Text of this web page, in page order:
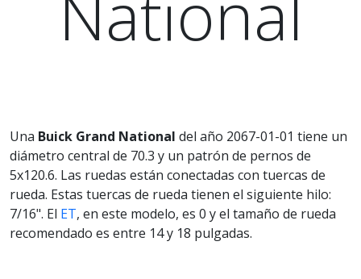
Una Buick Grand National del año 2067-01-01 tiene un
diámetro central de 70.3 y un patrón de pernos de
5x120.6. Las ruedas están conectadas con tuercas de
rueda. Estas tuercas de rueda tienen el siguiente hilo:
7/16". El ET, en este modelo, es 0 y el tamaño de rueda
recomendado es entre 14 y 18 pulgadas.